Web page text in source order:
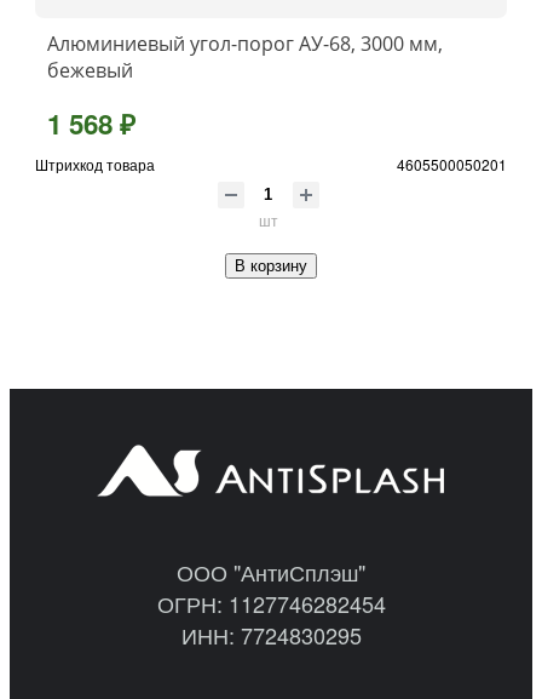
Алюминиевый угол-порог АУ-68, 3000 мм,
бежевый
1 568 ₽
Штрихкод товара 4605500050201
шт
В корзину
ООО "АнтиСплэш"
ОГРН: 1127746282454
ИНН: 7724830295